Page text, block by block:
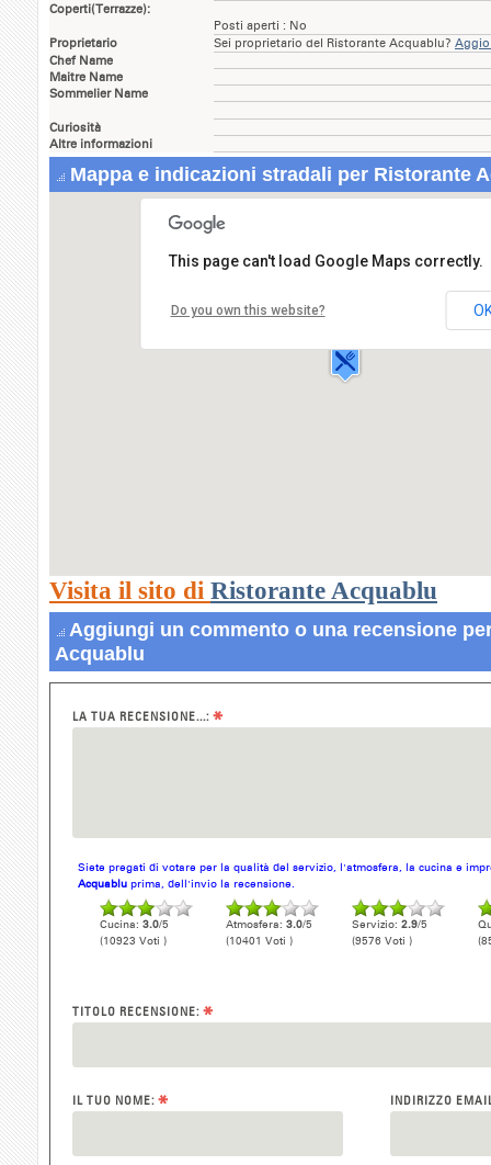
Coperti(Terrazze):
Posti aperti : No
Proprietario
Sei proprietario del Ristorante Acquablu?
Chef Name
Maitre Name
Sommelier Name
Curiosità
Altre informazioni
Mappa e indicazioni stradali per Ristorante
via laura,53
84063 PAESTUM
This page can't load Google Maps correctly.
Do you own this website?
Visita il sito di Ristorante Acquablu
Aggiungi un commento o una recensione
Acquablu
LA TUA RECENSIONE...: *
Siete pregati di votare per la qualità del servizio, l'atmosfera, la cucina e
Acquablu prima, dell'invio la recensione.
Cucina: 3.0/5
(10923 Voti )
Atmosfera: 3.0/5
(10401 Voti )
Servizio: 2.9/5
(9576 Voti )
TITOLO RECENSIONE: *
IL TUO NOME: * INDIRIZZO